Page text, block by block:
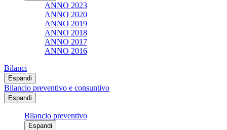
ANNO 2023
ANNO 2020
ANNO 2019
ANNO 2018
ANNO 2017
ANNO 2016
Bilanci
Espandi
Bilancio preventivo e consuntivo
Espandi
Bilancio preventivo
Espandi